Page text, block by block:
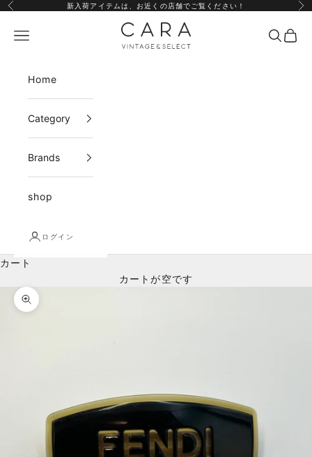
コンテンツへスキップ
前へ 新入荷アイテムは、 お近くの店舗でご覧ください！ 次
CARA vintage&select
メニュー 検索カー
Home
Category
Brands
shop
ログイン
カート
カートが空です
ズームイン